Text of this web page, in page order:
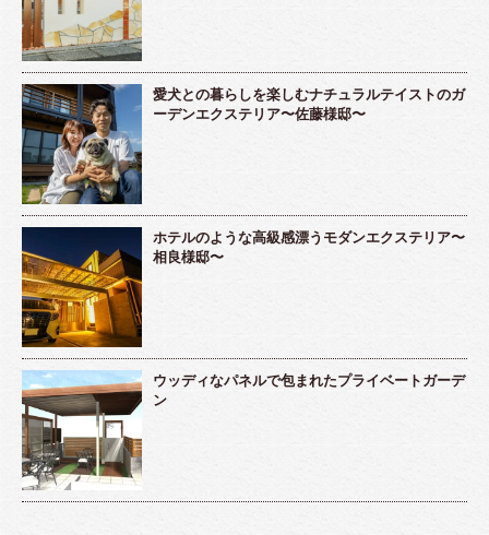
愛犬との暮らしを楽しむナチュラルテイストのガ
ーデンエクステリア〜佐藤様邸〜
ホテルのような高級感漂うモダンエクステリア〜
相良様邸〜
ウッディなパネルで包まれたプライベートガーデ
ン